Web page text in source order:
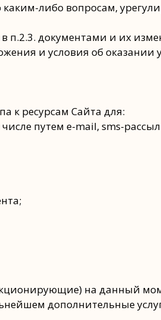
каким-либо вопросам,
в п.2.3. документами и их
и условия об оказании
к ресурсам Сайта для:
путем e-mail, sms-
на данный
дополнительные